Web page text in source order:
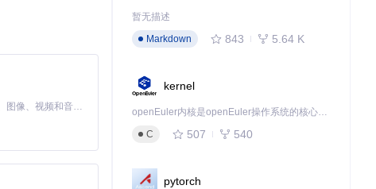
MiniMax H3 是一个通用的全模态生成系统。它支持对由文本、图像、视频和音频组成的多模态上下文进行统一理解，并能生成分辨率高达 2K、时长可达 15 秒的带原生立体声音频的视频。得益于面向任务泛化的系统设计，H3 在预训练阶段就已具备广泛的多模态上下文理解与生成能力，能够出色地执行复杂的多模态指令。
暂无描述
Markdown
843 5.64 K
kernel
openEuler内核是openEuler操作系统的核心，既是系统性能与稳定性的基石，也是连接处理器、设备与服务的桥梁。
C
507 540
pytorch